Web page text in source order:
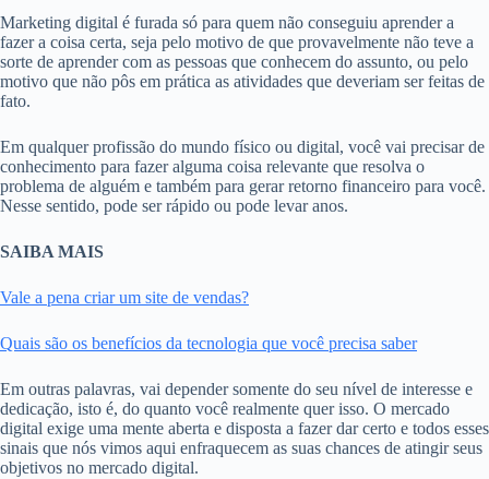
Marketing digital é furada só para quem não conseguiu aprender a
fazer a coisa certa, seja pelo motivo de que provavelmente não teve a
sorte de aprender com as pessoas que conhecem do assunto, ou pelo
motivo que não pôs em prática as atividades que deveriam ser feitas de
fato.
Em qualquer profissão do mundo físico ou digital, você vai precisar de
conhecimento para fazer alguma coisa relevante que resolva o
problema de alguém e também para gerar retorno financeiro para você.
Nesse sentido, pode ser rápido ou pode levar anos.
SAIBA MAIS
Vale a pena criar um site de vendas?
Quais são os benefícios da tecnologia que você precisa saber
Em outras palavras, vai depender somente do seu nível de interesse e
dedicação, isto é, do quanto você realmente quer isso. O mercado
digital exige uma mente aberta e disposta a fazer dar certo e todos esses
sinais que nós vimos aqui enfraquecem as suas chances de atingir seus
objetivos no mercado digital.